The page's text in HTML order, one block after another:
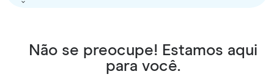
Não se preocupe! Estamos aqui
para você.